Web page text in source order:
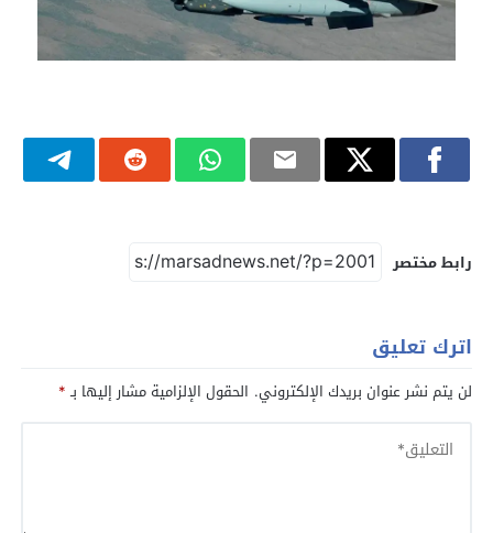
رابط مختصر
اترك تعليق
لن يتم نشر عنوان بريدك الإلكتروني. الحقول الإلزامية مشار إليها بـ*